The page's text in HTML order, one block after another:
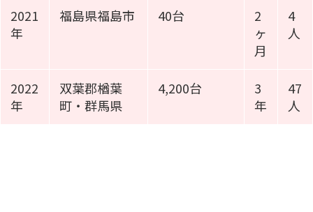
2021
年
福島県福島市 40台
2
ヶ
月
4
人
2022
年
双葉郡楢葉
町・群馬県
4,200台
3
年
47
人